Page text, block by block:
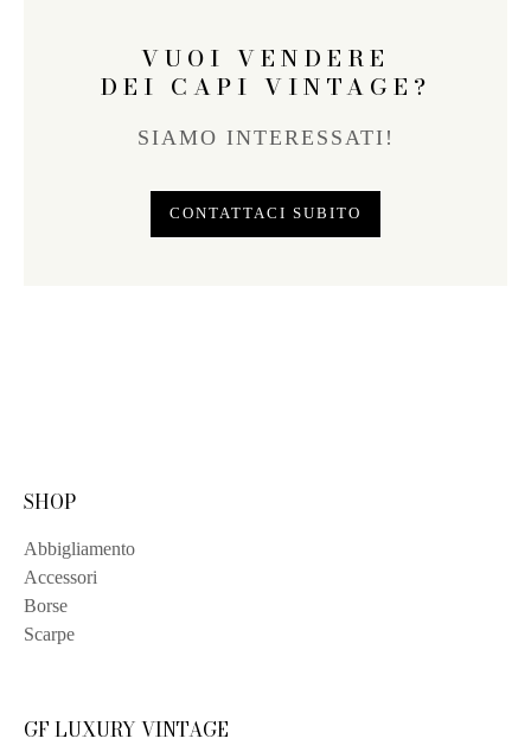
VUOI VENDERE
DEI CAPI VINTAGE?
SIAMO INTERESSATI!
CONTATTACI SUBITO
SHOP
Abbigliamento
Accessori
Borse
Scarpe
GF LUXURY VINTAGE